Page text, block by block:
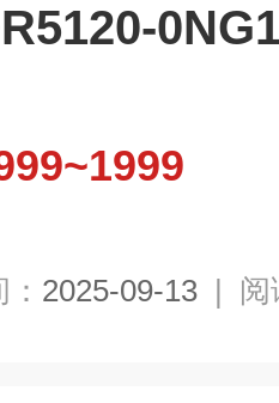
2025-09-13 | 阅